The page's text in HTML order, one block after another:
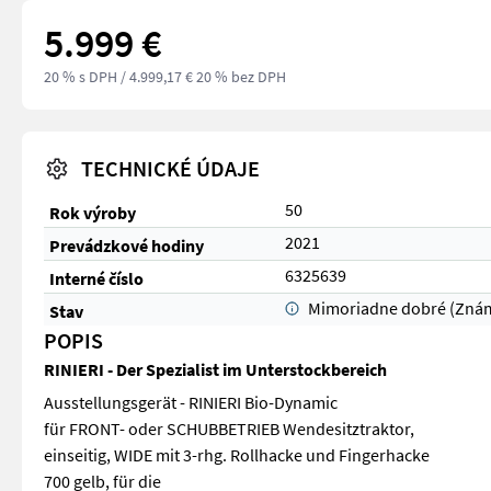
5.999 €
20 % s DPH / 4.999,17 € 20 % bez DPH
TECHNICKÉ ÚDAJE
Rok výroby
50
Prevádzkové hodiny
2021
Interné číslo
6325639
Stav
Mimoriadne dobré
POPIS
RINIERI - Der Spezialist im Unterstockbereich
Ausstellungsgerät - RINIERI Bio-Dynamic
für FRONT- oder SCHUBBETRIEB Wendesitztraktor,
einseitig, WIDE mit 3-rhg. Rollhacke und Fingerhacke
700 gelb, für die